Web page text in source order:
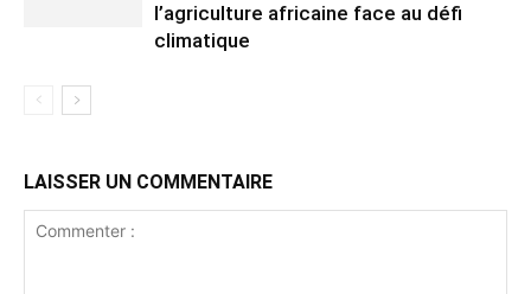
l’agriculture africaine face au défi
climatique
LAISSER UN COMMENTAIRE